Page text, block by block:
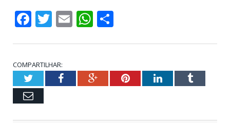
Facebook
Twitter
EmailWhatsApp
COMPARTILHAR:
TwitterFacebookGoogle+PinterestLinkedInTumblr
Email